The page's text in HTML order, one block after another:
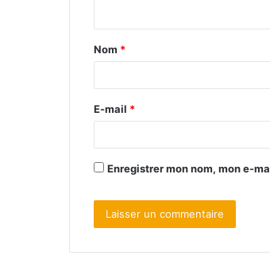
Nom *
E-mail *
Enregistrer mon nom, mon e-